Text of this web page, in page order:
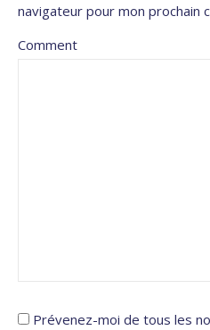
navigateur pour mon prochain
Comment
Prévenez-moi de tous les